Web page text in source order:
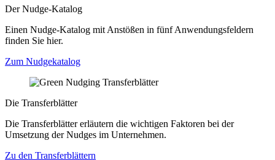
Der Nudge-Katalog
Einen Nudge-Katalog mit Anstößen in fünf Anwendungsfeldern
finden Sie hier.
Zum Nudgekatalog
Die Transferblätter
Die Transferblätter erläutern die wichtigen Faktoren bei der
Umsetzung der Nudges im Unternehmen.
Zu den Transferblättern